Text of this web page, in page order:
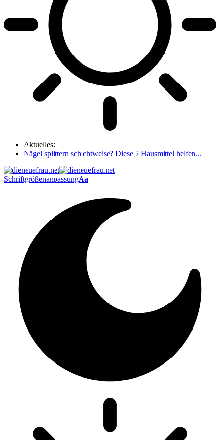
Aktuelles:
Nägel splittern schichtweise? Diese 7 Hausmittel helfen...
SchriftgrößenanpassungAa